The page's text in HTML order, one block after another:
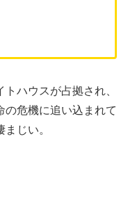
ハウスが占拠され、
の危機に追い込まれて
じい。